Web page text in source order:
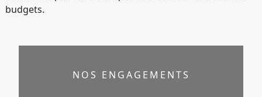
budgets.
NOS ENGAGEMENTS